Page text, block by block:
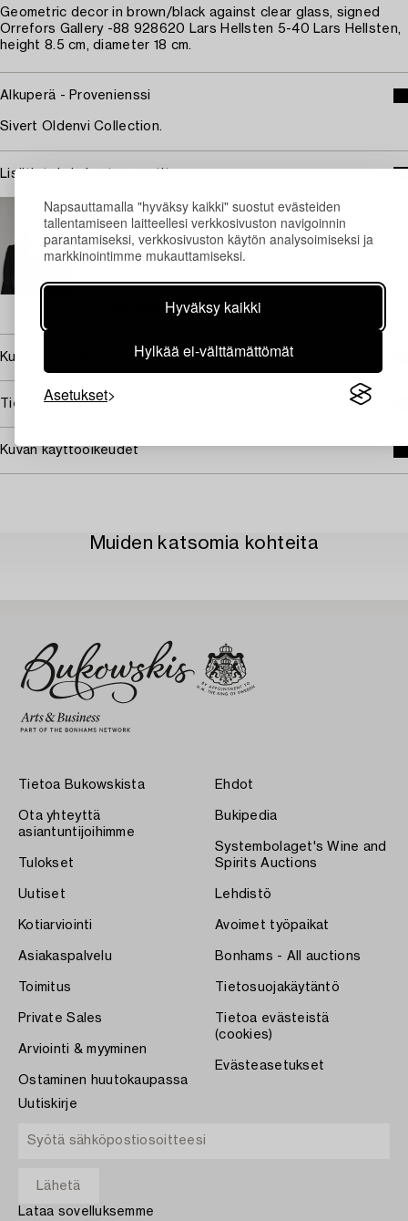
Napsauttamalla "hyväksy kaikki" suostut evästeiden
tallentamiseen laitteellesi verkkosivuston navigoinnin
parantamiseksi, verkkosivuston käytön analysoimiseksi ja
markkinointimme mukauttamiseksi.
Hyväksy kaikki
Hylkää ei-välttämättömät
Asetukset
Geometric decor in brown/black against clear glass, signed
Orrefors Gallery -88 928620 Lars Hellsten 5-40 Lars Hellsten,
height 8.5 cm, diameter 18 cm.
Alkuperä - Provenienssi
Sivert Oldenvi Collection.
Lisätietoja ja kuntoraportit
TUKHOLMA
Camilla Behrer
Johtaja, Design and Moderni taidekäsityö
+46 (0)708 92 19 77
Sähköposti
→ Kysyttyjä esineitä
Kuuluu jälleenmyyntikorvauksen piiriin
Tietoa ostamisesta
Kuvan käyttöoikeudet
Muiden katsomia kohteita
Tietoa Bukowskista
Ota yhteyttä
asiantuntijoihimme
Tulokset
Uutiset
Kotiarviointi
Asiakaspalvelu
Toimitus
Private Sales
Arviointi & myyminen
Ostaminen huutokaupassa
Ehdot
Bukipedia
Systembolaget's Wine and
Spirits Auctions
Lehdistö
Avoimet työpaikat
Bonhams - All auctions
Tietosuojakäytäntö
Tietoa evästeistä
(cookies)
Evästeasetukset
Uutiskirje
Lataa sovelluksemme